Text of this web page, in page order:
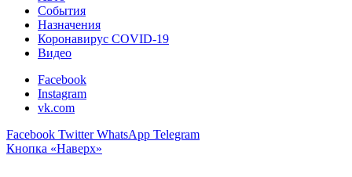
События
Назначения
Коронавирус COVID-19
Видео
Facebook
Instagram
vk.com
Facebook Twitter WhatsApp Telegram
Кнопка «Наверх»